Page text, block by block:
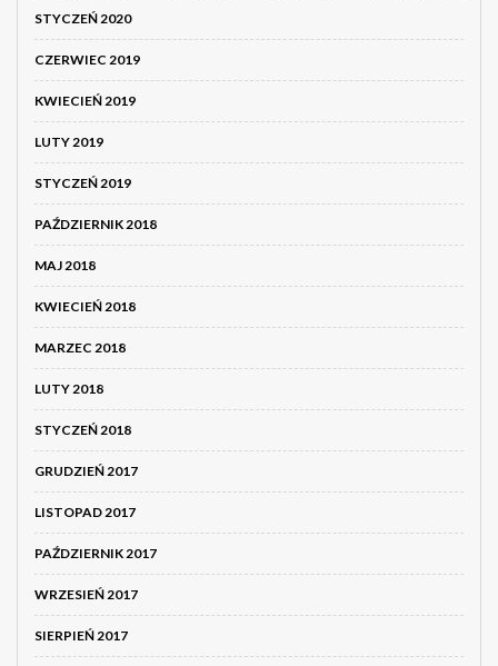
STYCZEŃ 2020
CZERWIEC 2019
KWIECIEŃ 2019
LUTY 2019
STYCZEŃ 2019
PAŹDZIERNIK 2018
MAJ 2018
KWIECIEŃ 2018
MARZEC 2018
LUTY 2018
STYCZEŃ 2018
GRUDZIEŃ 2017
LISTOPAD 2017
PAŹDZIERNIK 2017
WRZESIEŃ 2017
SIERPIEŃ 2017